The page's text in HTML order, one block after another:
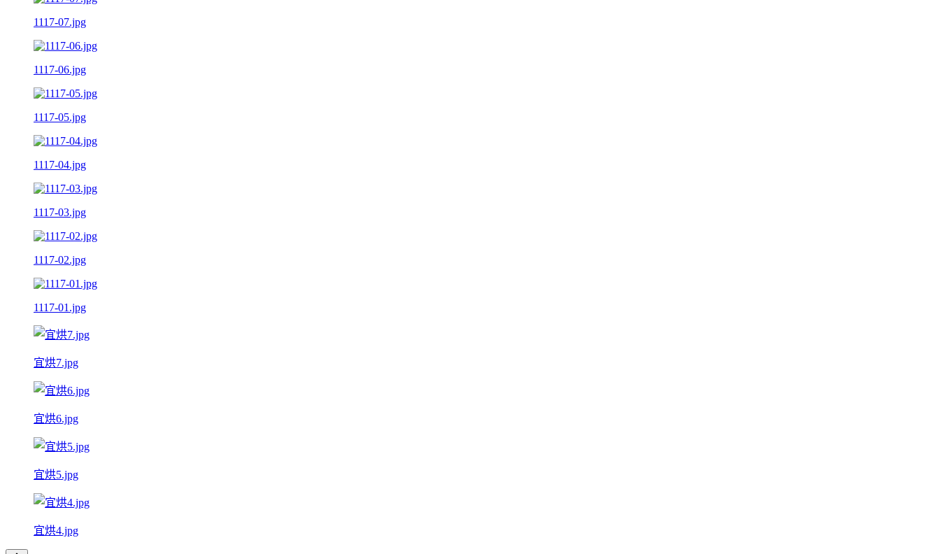
1117-07.jpg
1117-06.jpg
1117-05.jpg
1117-04.jpg
1117-03.jpg
1117-02.jpg
1117-01.jpg
宜烘7.jpg
宜烘6.jpg
宜烘5.jpg
宜烘4.jpg